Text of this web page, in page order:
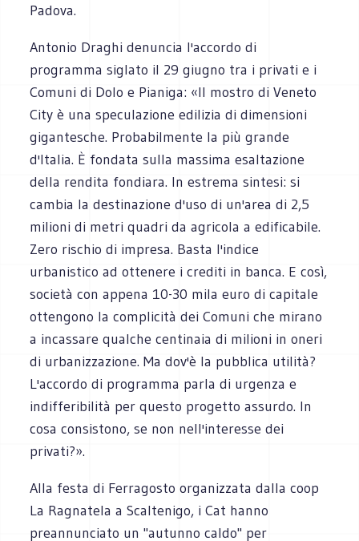
Padova.
Antonio Draghi denuncia l'accordo di
programma siglato il 29 giugno tra i privati e i
Comuni di Dolo e Pianiga: «Il mostro di Veneto
City è una speculazione edilizia di dimensioni
gigantesche. Probabilmente la più grande
d'Italia. È fondata sulla massima esaltazione
della rendita fondiara. In estrema sintesi: si
cambia la destinazione d'uso di un'area di 2,5
milioni di metri quadri da agricola a edificabile.
Zero rischio di impresa. Basta l'indice
urbanistico ad ottenere i crediti in banca. E così,
società con appena 10-30 mila euro di capitale
ottengono la complicità dei Comuni che mirano
a incassare qualche centinaia di milioni in oneri
di urbanizzazione. Ma dov'è la pubblica utilità?
L'accordo di programma parla di urgenza e
indifferibilità per questo progetto assurdo. In
cosa consistono, se non nell'interesse dei
privati?».
Alla festa di Ferragosto organizzata dalla coop
La Ragnatela a Scaltenigo, i Cat hanno
preannunciato un "autunno caldo" per